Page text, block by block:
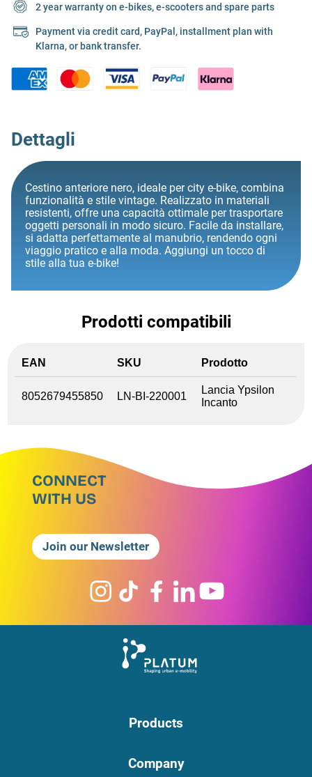
2 year warranty on e-bikes, e-scooters and spare parts
Payment via credit card, PayPal, installment plan with
Klarna, or bank transfer.
Dettagli
Cestino anteriore nero, ideale per city e-bike, combina
funzionalità e stile vintage. Realizzato in materiali
resistenti, offre una capacità ottimale per trasportare
oggetti personali in modo sicuro. Facile da installare,
si adatta perfettamente al manubrio, rendendo ogni
viaggio pratico e alla moda. Aggiungi un tocco di
stile alla tua e-bike!
Prodotti compatibili
EAN SKU Prodotto
8052679455850 LN-BI-220001
Lancia Ypsilon
Incanto
CONNECT
WITH US
Join our Newsletter
Products
Company